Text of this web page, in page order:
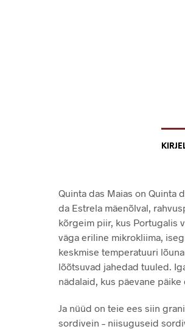
Quinta das Maias on Quinta
da Estrela mäenõlval,
kõrgeim piir, kus Portugalis
väga eriline mikrokliima,
keskmise temperatuuri
lõõtsuvad jahedad tuuled.
nädalaid, kus päevane
Ja nüüd on teie ees siin
sordivein – niisuguseid